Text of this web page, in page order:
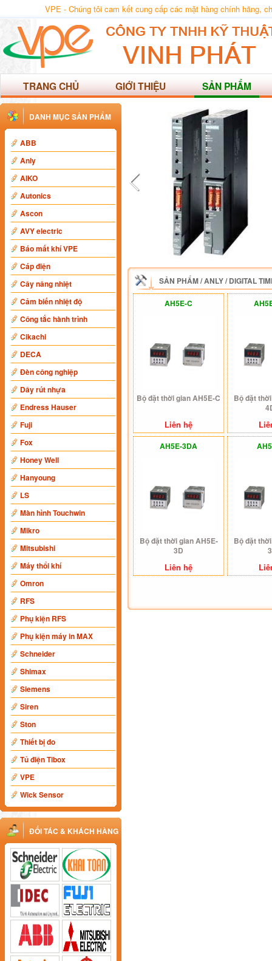
VPE - Chúng tôi cam kết cung cấp các mặt hàng chính hãng,
TRANG CHỦ GIỚI THIỆU SẢN PHẨM
DANH MỤC SẢN PHẨM
ABB
Anly
AIKO
Autonics
Ascon
AVY electric
Báo mất khí VPE
Cáp điện
Cây nâng nhiệt
Cảm biến nhiệt độ
Công tắc hành trình
Cikachi
DECA
Đèn công nghiệp
Dây rút nhựa
Endress Hauser
Fuji
Fox
Honey Well
Hanyoung
LS
Màn hình Touchwin
Mikro
Mitsubishi
Máy thổi khí
Omron
RFS
Phụ kiện RFS
Phụ kiện máy in MAX
Schneider
Shimax
Siemens
Siren
Ston
Thiết bị đo
Tủ điện Tibox
VPE
Wick Sensor
ĐỐI TÁC & KHÁCH HÀNG
SẢN PHẨM/ANLY/DIGITAL
AH5E-C
Bộ đặt thời gian AH5E-C
Liên hệ
Bộ đặt
AH5E-3DA
Bộ đặt thời gian AH5E-
3D
Liên hệ
Bộ đặt